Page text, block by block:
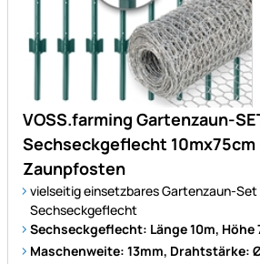
VOSS.farming Gartenzaun-
Sechseckgeflecht 10mx75cm
Zaunpfosten
vielseitig einsetzbares Gartenzaun-
Sechseckgeflecht
Sechseckgeflecht: Länge 10m, Höhe
Maschenweite: 13mm, Drahtstärke: